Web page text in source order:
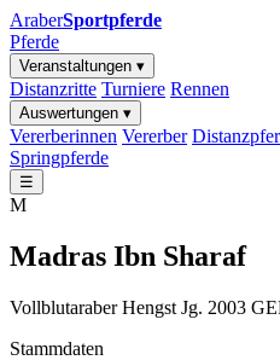
AraberSportpferde
Pferde
Veranstaltungen ▾
Distanzritte Turniere Rennen
Auswertungen ▾
Vererberinnen Vererber
Springpferde
☰
M
Madras Ibn Sharaf
Vollblutaraber Hengst Jg. 2003
Stammdaten